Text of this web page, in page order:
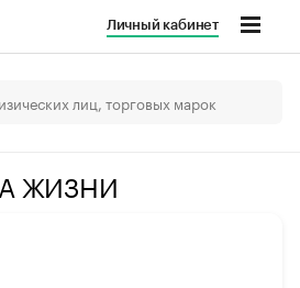
Личный кабинет
ЖИЗНИ